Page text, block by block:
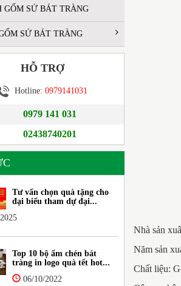
GỐM SỨ BÁT TRÀNG
SỨ BÁT TRÀNG
HỖ TRỢ
Hotline: 0979141031
0979 141 031
02438740201
Tư vấn chọn quà tặng cho
đại biểu tham dự đại...
Top 10 bộ ấm chén bát
tràng in logo quà tết hot...
06/10/2022
Nhà sản
Năm sản
Chất liệu: